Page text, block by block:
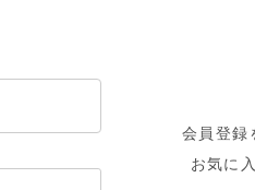
会員登録
お気に